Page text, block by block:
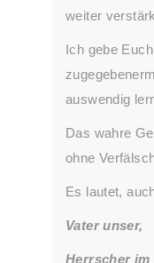
weiter
Ich gebe
auswendig
Das wahre
ohne
Es lautet,
Vater unser,
Herrscher im